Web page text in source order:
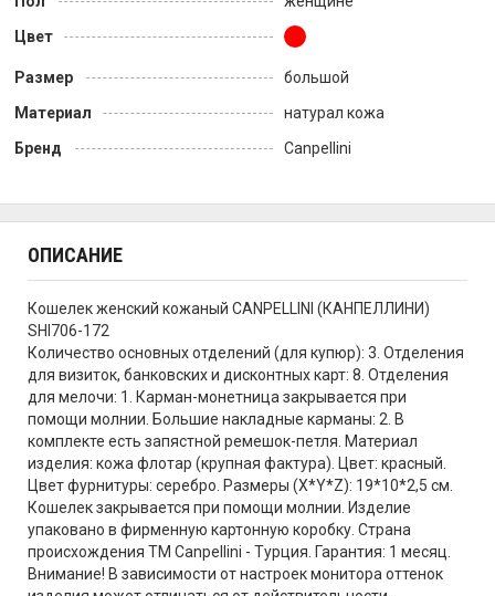
Цвет
Размер
большой
Материал
натурал кожа
Бренд
Canpellini
ОПИСАНИЕ
Кошелек женский кожаный CANPELLINI (КАНПЕЛЛИНИ)
SHI706-172
Количество основных отделений (для купюр): 3. Отделения
для визиток, банковских и дисконтных карт: 8. Отделения
для мелочи: 1. Карман-монетница закрывается при
помощи молнии. Большие накладные карманы: 2. В
комплекте есть запястной ремешок-петля. Материал
изделия: кожа флотар (крупная фактура). Цвет: красный.
Цвет фурнитуры: серебро. Размеры (X*Y*Z): 19*10*2,5 см.
Кошелек закрывается при помощи молнии. Изделие
упаковано в фирменную картонную коробку. Страна
происхождения ТМ Canpellini - Турция. Гарантия: 1 месяц.
Внимание! В зависимости от настроек монитора оттенок